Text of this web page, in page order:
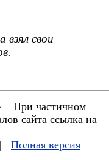
свои
При частичном
сайта ссылка на
| Полная версия